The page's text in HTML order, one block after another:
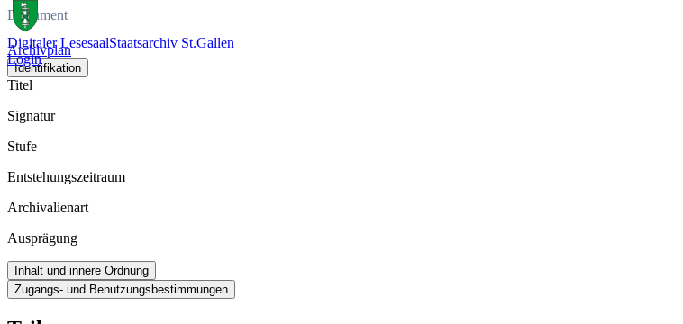
Digitaler LesesaalStaatsarchiv St.Gallen
Login
Dokument
Archivplan
Identifikation
Titel
Signatur
Stufe
Entstehungszeitraum
Archivalienart
Ausprägung
Inhalt und innere Ordnung
Zugangs- und Benutzungsbestimmungen